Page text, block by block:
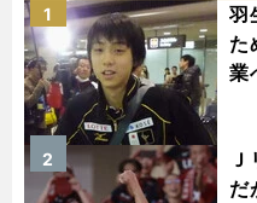
羽
た
業
1
だ
2